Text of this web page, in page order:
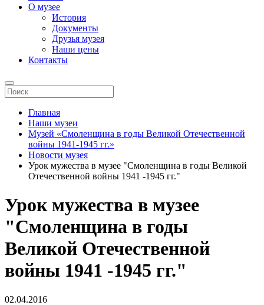
О музее
История
Документы
Друзья музея
Наши цены
Контакты
Главная
Наши музеи
Музей «Смоленщина в годы Великой Отечественной
войны 1941-1945 гг.»
Новости музея
Урок мужества в музее "Смоленщина в годы Великой
Отечественной войны 1941 -1945 гг."
Урок мужества в музее
"Смоленщина в годы
Великой Отечественной
войны 1941 -1945 гг."
02.04.2016